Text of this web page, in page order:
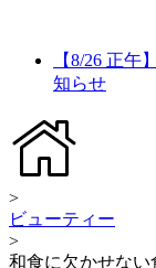
【8/26 正午
知らせ
>
ビューティー
>
和食に欠かせない